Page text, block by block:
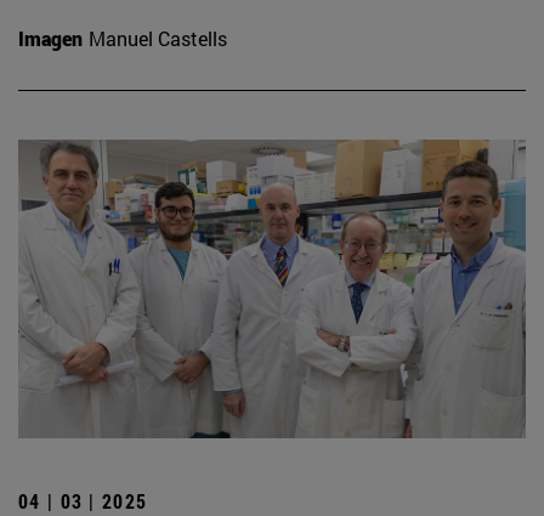
Imagen Manuel Castells
04 | 03 | 2025